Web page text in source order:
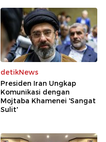
detikNews
Presiden Iran Ungkap
Komunikasi dengan
Mojtaba Khamenei 'Sangat
Sulit'